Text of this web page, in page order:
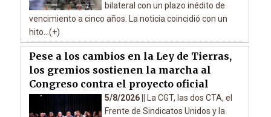
bilateral con un plazo inédito de
vencimiento a cinco años. La noticia coincidió con un
hito...(+)
Pese a los cambios en la Ley de Tierras,
los gremios sostienen la marcha al
Congreso contra el proyecto oficial
5/8/2026 ||
La CGT, las dos CTA, el
Frente de Sindicatos Unidos y la